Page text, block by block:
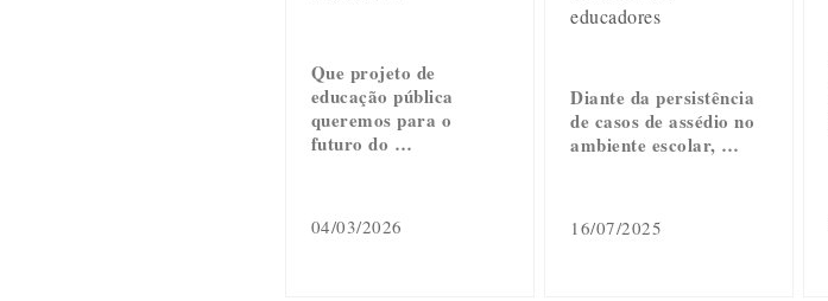
Que projeto de
educação pública
queremos para o
futuro do …
04/03/2026
educadores
Diante da persistência
de casos de assédio no
ambiente escolar, …
16/07/2025